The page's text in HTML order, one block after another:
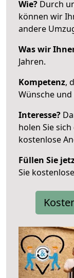
Wie? Durch
können wir
andere
Was wir
Jahren.
Kompetenz,
Wünsche
Interesse?
holen Sie
kostenlose
Füllen Sie
Sie